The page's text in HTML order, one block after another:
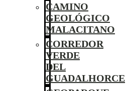
CAMINO
GEOLÓGICO
MALACITANO
CORREDOR
VERDE
DEL
GUADALHORCE